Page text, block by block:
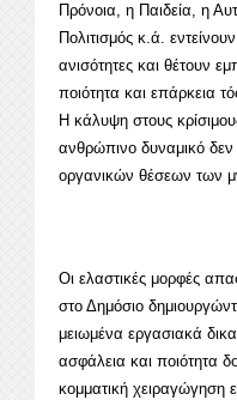
Πρόνοια, η Παιδεία, η
Πολιτισμός κ.ά.
ανισότητες και θέτουν
ποιότητα και επάρκεια
Η κάλυψη στους
ανθρώπινο δυναμικό δεν
οργανικών θέσεων των
Οι ελαστικές μορφές
στο Δημόσιο
μειωμένα εργασιακά
ασφάλεια και ποιότητα
κομματική χειραγώγηση